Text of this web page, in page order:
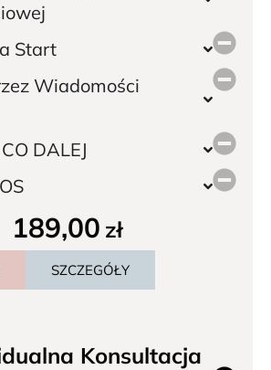
Start
Wiadomości
DALEJ
189,00 zł
SZCZEGÓŁY
Konsultacja